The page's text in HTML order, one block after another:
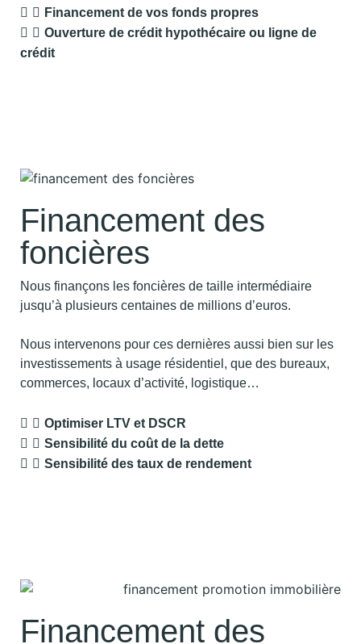
Financement de vos fonds propres
Ouverture de crédit hypothécaire ou ligne de
crédit
Financement des
foncières
Nous finançons les foncières de taille intermédiaire
jusqu’à plusieurs centaines de millions d’euros.
Nous intervenons pour ces dernières aussi bien sur les
investissements à usage résidentiel, que des bureaux,
commerces, locaux d’activité, logistique…
Optimiser LTV et DSCR
Sensibilité du coût de la dette
Sensibilité des taux de rendement
Financement des